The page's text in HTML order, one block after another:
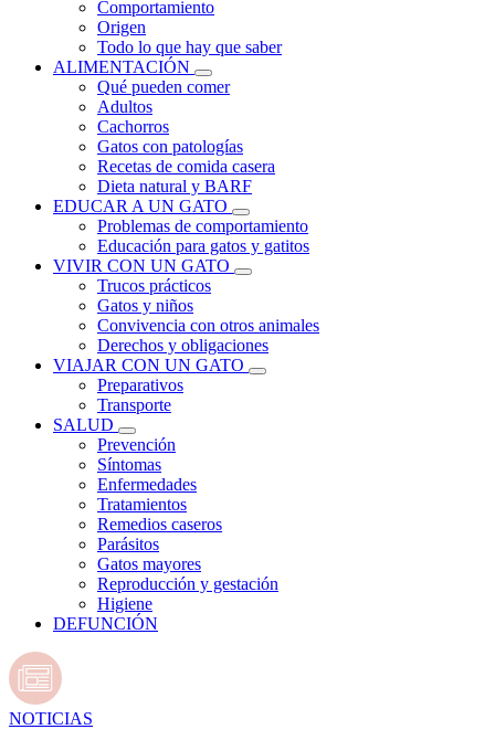
Comportamiento
Origen
Todo lo que hay que saber
ALIMENTACIÓN
Qué pueden comer
Adultos
Cachorros
Gatos con patologías
Recetas de comida casera
Dieta natural y BARF
EDUCAR A UN GATO
Problemas de comportamiento
Educación para gatos y gatitos
VIVIR CON UN GATO
Trucos prácticos
Gatos y niños
Convivencia con otros animales
Derechos y obligaciones
VIAJAR CON UN GATO
Preparativos
Transporte
SALUD
Prevención
Síntomas
Enfermedades
Tratamientos
Remedios caseros
Parásitos
Gatos mayores
Reproducción y gestación
Higiene
DEFUNCIÓN
NOTICIAS